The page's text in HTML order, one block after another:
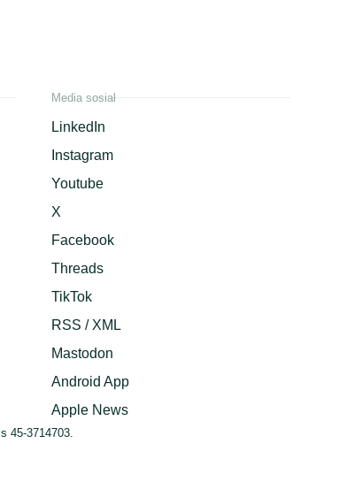
Media sosial
LinkedIn
Instagram
Youtube
X
Facebook
Threads
TikTok
RSS / XML
Mastodon
Android App
Apple News
45-3714703.